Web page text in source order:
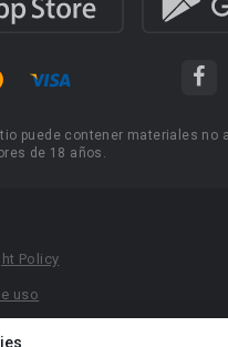
puede contener materiales no
de 18 años.
Policy
uso